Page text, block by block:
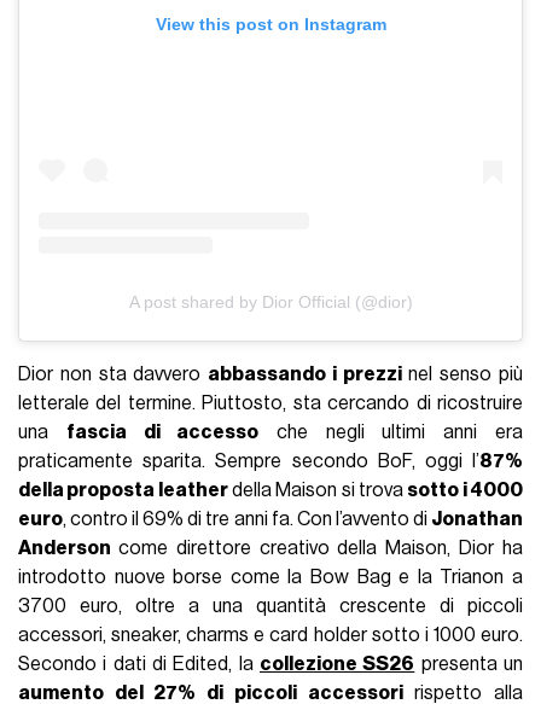
View this post on Instagram
A post shared by Dior Official (@dior)
Dior non sta davvero abbassando i prezzinel senso più
letterale del termine. Piuttosto, sta cercando di ricostruire
una fascia di accesso che negli ultimi anni era
praticamente sparita. Sempre secondo BoF, oggi l’87%
della proposta leatherdella Maison si trova sotto i 4000
euro, contro il 69% di tre anni fa. Con l’avvento di Jonathan
Anderson come direttore creativo della Maison, Dior ha
introdotto nuove borse come la Bow Bag e la Trianon a
3700 euro, oltre a una quantità crescente di piccoli
accessori, sneaker, charms e card holder sotto i 1000 euro.
Secondo i dati di Edited, la collezione SS26 presenta un
aumento del 27% di piccoli accessoririspetto alla